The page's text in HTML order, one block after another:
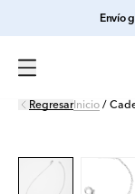
Envío
RegresarInicio /